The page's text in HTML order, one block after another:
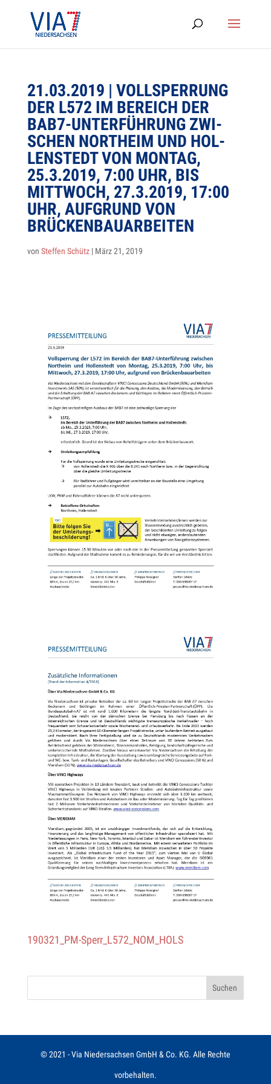
21.03.2019 | VOLL­SPER­RUNG
DER L572 IM BEREICH DER
BAB7-UNTERFÜHRUNG ZWI­
SCHEN NORT­HEIM UND HOL­
LEN­STEDT VON MON­TAG,
25.3.2019, 7:00 UHR, BIS
MITT­WOCH, 27.3.2019, 17:00
UHR, AUF­GRUND VON
BRÜCKENBAUARBEITEN
von Steffen Schütz| März 21, 2019
190321_PM-Sper­r_L572_­NOM_HOLS
© 2021 - Via Niedersachsen GmbH & Co. KG. Alle Rechte
vorbehalten.